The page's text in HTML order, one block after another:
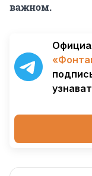
важном.